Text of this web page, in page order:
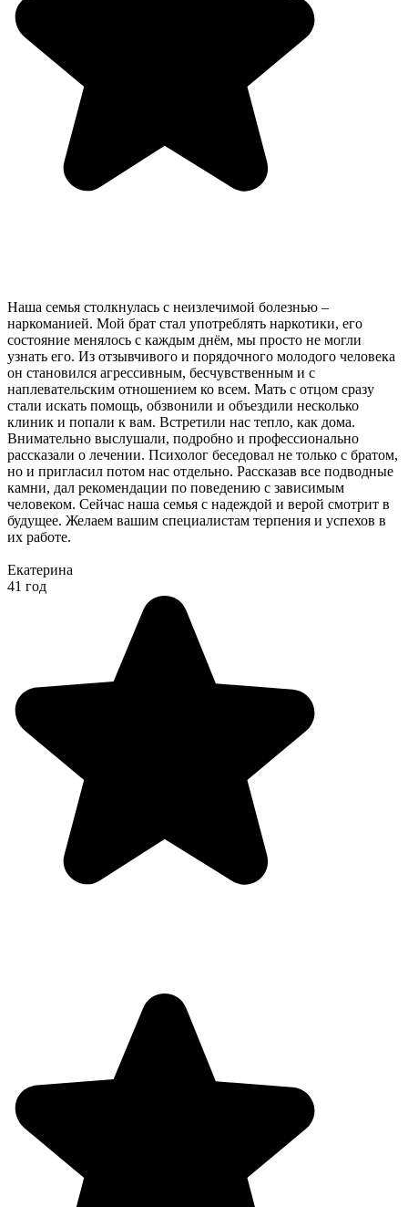
Наша семья столкнулась с неизлечимой болезнью –
наркоманией. Мой брат стал употреблять наркотики, его
состояние менялось с каждым днём, мы просто не могли
узнать его. Из отзывчивого и порядочного молодого человека
он становился агрессивным, бесчувственным и с
наплевательским отношением ко всем. Мать с отцом сразу
стали искать помощь, обзвонили и объездили несколько
клиник и попали к вам. Встретили нас тепло, как дома.
Внимательно выслушали, подробно и профессионально
рассказали о лечении. Психолог беседовал не только с братом,
но и пригласил потом нас отдельно. Рассказав все подводные
камни, дал рекомендации по поведению с зависимым
человеком. Сейчас наша семья с надеждой и верой смотрит в
будущее. Желаем вашим специалистам терпения и успехов в
их работе.
Екатерина
41 год